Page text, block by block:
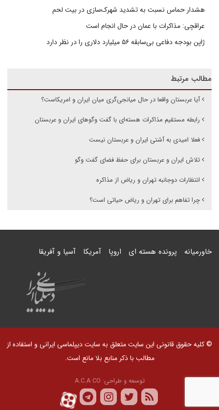
هشدار حماس نسبت به تشدید شهرک‌سازی در بیت‌ لحم
عراقچی: مذاکرات با عمان در حال انجام است
ژاپن بودجه دفاعی بی‌سابقه ۵۶ میلیارد دلاری را در نظر دارد
مطالب مرتبط
آیا عربستان واقعا در حال میانجی‌گری میان ایران و امریکاست؟
رابطه مستقیم مذاکرات هسته‌ای با گفت وگوهای ایران و عربستان
فعلا امیدی به آشتی ایران و عربستان نیست
تلاش ایران و عربستان برای حفظ فضای گفت وگو
انتظارات دوجانبه تهران و ریاض از مذاکره
چرا تفاهم برای تهران و ریاض حیاتی است؟
خاورمیانه پرونده هسته ای اروپا آمریکا آسیا و آفریقا
© کلیه حقوق قانونی این سایت متعلق به سایت دیپلماسی ایرانی و استفاده از
مطالب با ذکر منابع بلا مانع است.
توسعه و طراحی: A.C.A CO